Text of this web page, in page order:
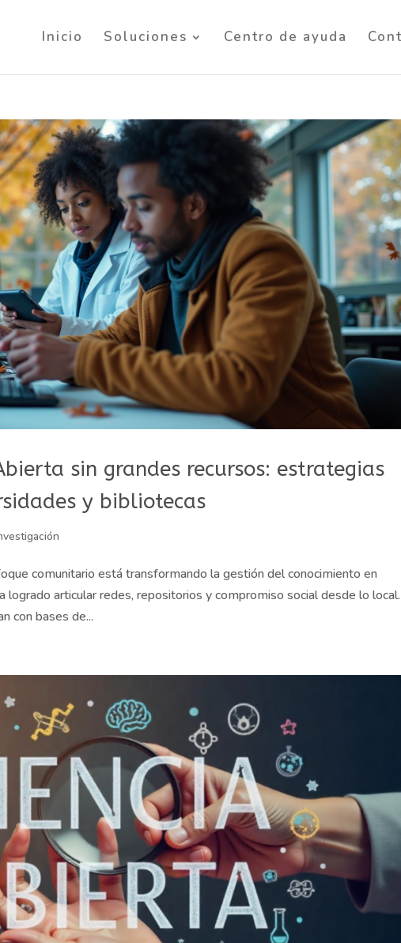
Inicio Soluciones Centro de ayuda
sin grandes recursos: estrategias
y bibliotecas
comunitario está transformando la gestión del conocimiento en
logrado articular redes, repositorios y compromiso social desde lo local.
con bases de...